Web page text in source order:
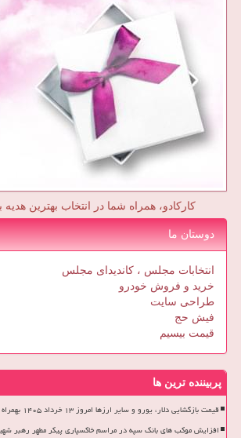
کارکادو، همراه شما در انتخاب بهترین هدیه
دوستان ما
انتخابات مجلس ، کاندیدای مجلس
خرید و فروش خودرو
طراحی سایت
فیش حج
قیمت بیسیم
پربیننده ترین ها
قیمت بازگشایی دلار، یورو و سایر ارزها امروز ۱۳ خرداد ۱۴۰۵ بهمراه جدول
افزایش موکب های بانک سپه در مراسم خاکسپاری پیکر مطهر رهبر شهید امت